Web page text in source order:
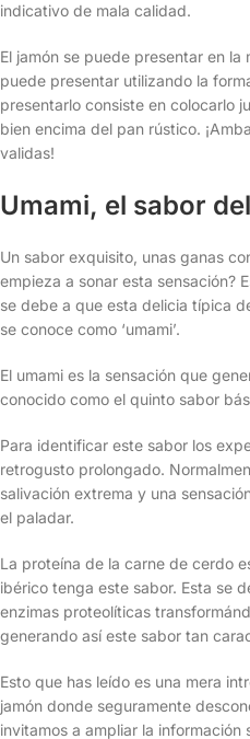
indicativo de mala calidad.
El jamón se puede presentar en
puede presentar utilizando la
presentarlo consiste en colocarlo
bien encima del pan rústico.
validas!
Umami, el sabor
Un sabor exquisito, unas ganas
empieza a sonar esta sensación?
se debe a que esta delicia típica
se conoce como ‘umami’.
El umami es la sensación que
conocido como el quinto sabor
Para identificar este sabor los
retrogusto prolongado.
salivación extrema y una
el paladar.
La proteína de la carne de cerdo
ibérico tenga este sabor. Esta se
enzimas proteolíticas
generando así este sabor tan
Esto que has leído es una mera
jamón donde seguramente
invitamos a ampliar la